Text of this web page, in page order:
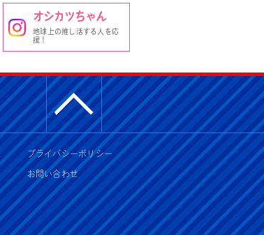
オシカツちゃん
地球上の推し活する人を応
援！
プライバシーポリシー
お問い合わせ